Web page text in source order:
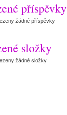
příspěvky
žádné příspěvky
složky
žádné složky